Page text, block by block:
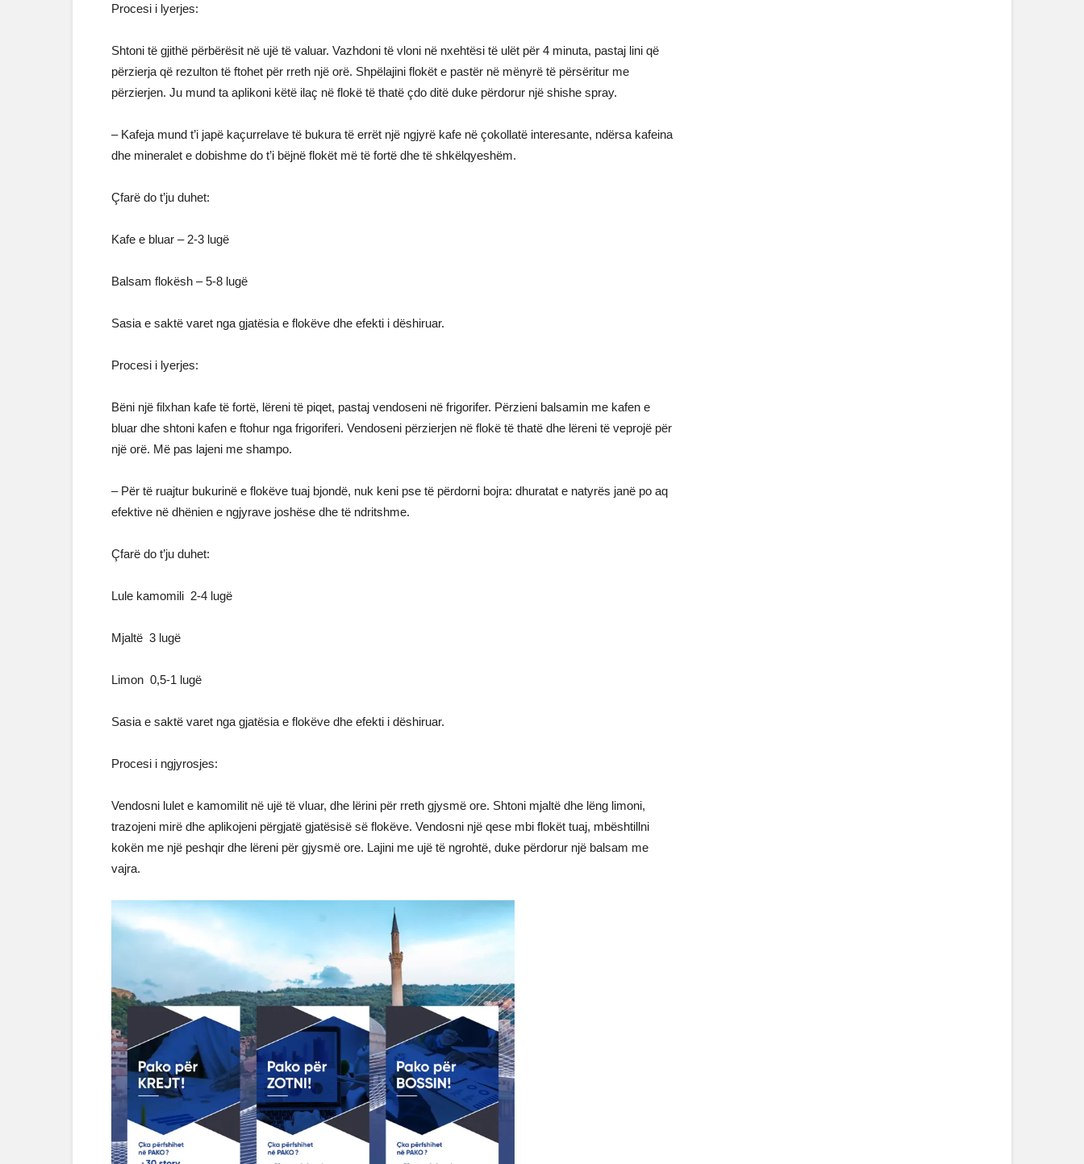
Procesi i lyerjes:
Shtoni të gjithë përbërësit në ujë të valuar. Vazhdoni të vloni në nxehtësi të ulët për 4 minuta, pastaj lini që
përzierja që rezulton të ftohet për rreth një orë. Shpëlajini flokët e pastër në mënyrë të përsëritur me
përzierjen. Ju mund ta aplikoni këtë ilaç në flokë të thatë çdo ditë duke përdorur një shishe spray.
– Kafeja mund t’i japë kaçurrelave të bukura të errët një ngjyrë kafe në çokollatë interesante, ndërsa kafeina
dhe mineralet e dobishme do t’i bëjnë flokët më të fortë dhe të shkëlqyeshëm.
Çfarë do t’ju duhet:
Kafe e bluar – 2-3 lugë
Balsam flokësh – 5-8 lugë
Sasia e saktë varet nga gjatësia e flokëve dhe efekti i dëshiruar.
Procesi i lyerjes:
Bëni një filxhan kafe të fortë, lëreni të piqet, pastaj vendoseni në frigorifer. Përzieni balsamin me kafen e
bluar dhe shtoni kafen e ftohur nga frigoriferi. Vendoseni përzierjen në flokë të thatë dhe lëreni të veprojë për
një orë. Më pas lajeni me shampo.
– Për të ruajtur bukurinë e flokëve tuaj bjondë, nuk keni pse të përdorni bojra: dhuratat e natyrës janë po aq
efektive në dhënien e ngjyrave joshëse dhe të ndritshme.
Çfarë do t’ju duhet:
Lule kamomili 2-4 lugë
Mjaltë 3 lugë
Limon 0,5-1 lugë
Sasia e saktë varet nga gjatësia e flokëve dhe efekti i dëshiruar.
Procesi i ngjyrosjes:
Vendosni lulet e kamomilit në ujë të vluar, dhe lërini për rreth gjysmë ore. Shtoni mjaltë dhe lëng limoni,
trazojeni mirë dhe aplikojeni përgjatë gjatësisë së flokëve. Vendosni një qese mbi flokët tuaj, mbështillni
kokën me një peshqir dhe lëreni për gjysmë ore. Lajini me ujë të ngrohtë, duke përdorur një balsam me
vajra.